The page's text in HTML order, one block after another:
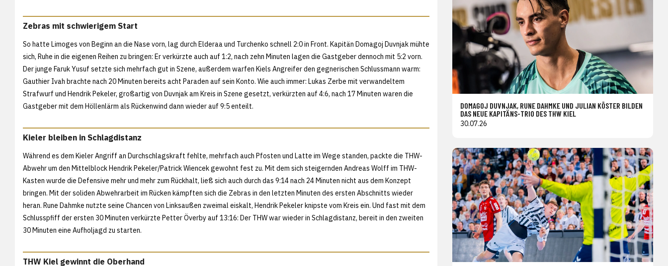
Zebras mit schwierigem Start
So hatte Limoges von Beginn an die Nase vorn, lag durch Elderaa und Turchenko schnell 2:0 in Front. Kapitän Domagoj Duvnjak mühte
sich, Ruhe in die eigenen Reihen zu bringen: Er verkürzte auch auf 1:2, nach zehn Minuten lagen die Gastgeber dennoch mit 5:2 vorn.
Der junge Faruk Yusuf setzte sich mehrfach gut in Szene, außerdem warfen Kiels Angreifer den gegnerischen Schlussmann warm:
Gauthier Ivah brachte nach 20 Minuten bereits acht Paraden auf sein Konto. Wie auch immer: Lukas Zerbe mit verwandeltem
Strafwurf und Hendrik Pekeler, großartig von Duvnjak am Kreis in Szene gesetzt, verkürzten auf 4:6, nach 17 Minuten waren die
Gastgeber mit dem Höllenlärm als Rückenwind dann wieder auf 9:5 enteilt.
Kieler bleiben in Schlagdistanz
Während es dem Kieler Angriff an Durchschlagskraft fehlte, mehrfach auch Pfosten und Latte im Wege standen, packte die THW-
Abwehr um den Mittelblock Hendrik Pekeler/Patrick Wiencek gewohnt fest zu. Mit dem sich steigernden Andreas Wolff im THW-
Kasten wurde die Defensive mehr und mehr zum Rückhalt, ließ sich auch durch das 9:14 nach 24 Minuten nicht aus dem Konzept
bringen. Mit der soliden Abwehrarbeit im Rücken kämpften sich die Zebras in den letzten Minuten des ersten Abschnitts wieder
heran. Rune Dahmke nutzte seine Chancen von Linksaußen zweimal eiskalt, Hendrik Pekeler knipste vom Kreis ein. Und fast mit dem
Schlusspfiff der ersten 30 Minuten verkürzte Petter Överby auf 13:16: Der THW war wieder in Schlagdistanz, bereit in den zweiten
30 Minuten eine Aufholjagd zu starten.
THW Kiel gewinnt die Oberhand
DOMAGOJ DUVNJAK, RUNE DAHMKE UND JULIAN KÖSTER BILDEN
DAS NEUE KAPITÄNS-TRIO DES THW KIEL
30.07.26